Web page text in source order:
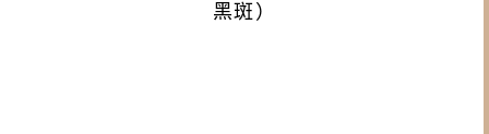
黑斑）